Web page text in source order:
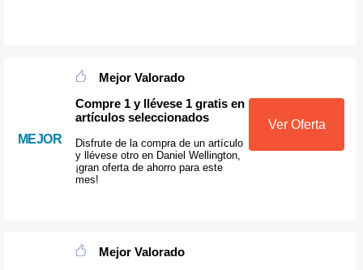
MEJOR
Mejor Valorado
Compre 1 y llévese 1 gratis en
artículos seleccionados
Disfrute de la compra de un artículo
y llévese otro en Daniel Wellington,
¡gran oferta de ahorro para este
mes!
Ver Oferta
Mejor Valorado